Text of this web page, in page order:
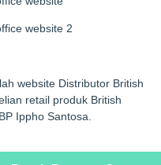
website Distributor British
retail produk British
Ippho Santosa.